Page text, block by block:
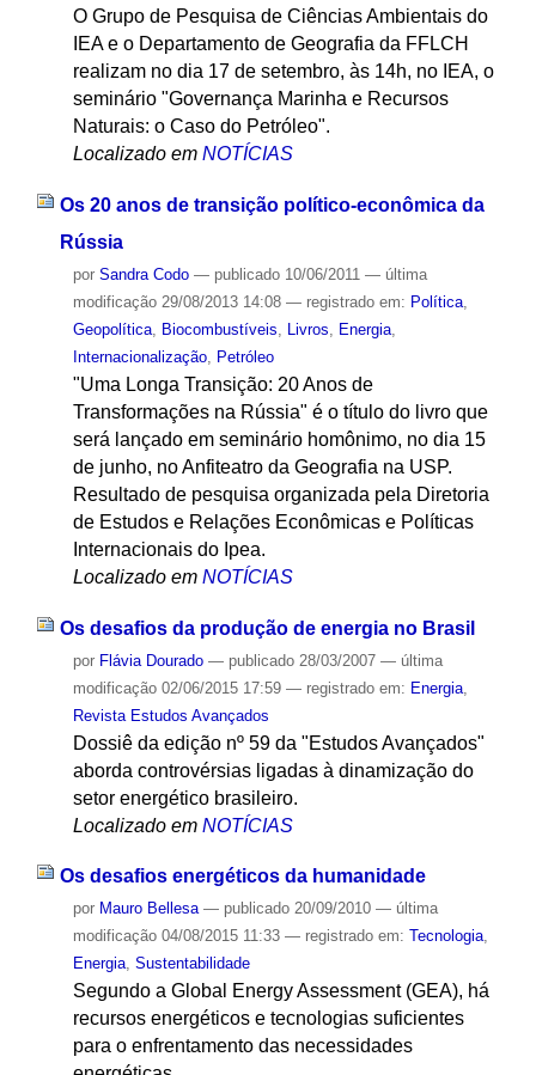
O Grupo de Pesquisa de Ciências Ambientais do
IEA e o Departamento de Geografia da FFLCH
realizam no dia 17 de setembro, às 14h, no IEA, o
seminário "Governança Marinha e Recursos
Naturais: o Caso do Petróleo".
Localizado em NOTÍCIAS
Os 20 anos de transição político-econômica da
Rússia
por Sandra Codo — publicado10/06/2011 — última
modificação29/08/2013 14:08 — registrado em: Política,
Geopolítica, Biocombustíveis Livros Energia,
Internacionalização, Petróleo
"Uma Longa Transição: 20 Anos de
Transformações na Rússia" é o título do livro que
será lançado em seminário homônimo, no dia 15
de junho, no Anfiteatro da Geografia na USP.
Resultado de pesquisa organizada pela Diretoria
de Estudos e Relações Econômicas e Políticas
Internacionais do Ipea.
Localizado em NOTÍCIAS
Os desafios da produção de energia no Brasil
por Flávia Dourado — publicado28/03/2007 — última
modificação02/06/2015 17:59 — registrado em: Energia,
Revista Estudos Avançados
Dossiê da edição nº 59 da "Estudos Avançados"
aborda controvérsias ligadas à dinamização do
setor energético brasileiro.
Localizado em NOTÍCIAS
Os desafios energéticos da humanidade
por Mauro Bellesa — publicado20/09/2010 — última
modificação04/08/2015 11:33 — registrado em: Tecnologia,
Energia, Sustentabilidade
Segundo a Global Energy Assessment (GEA), há
recursos energéticos e tecnologias suficientes
para o enfrentamento das necessidades